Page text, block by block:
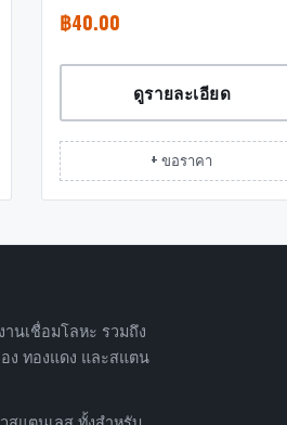
฿40.00
ดูรายละเอียด
+ ขอราคา
นเชื่อมโลหะ รวมถึง
ง ทองแดง และสแตน